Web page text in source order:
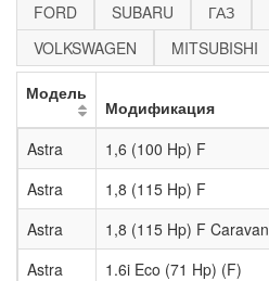
FORD
SUBARU ГАЗ
VOLKSWAGEN
MITSUBISHI
Модель
Модификация
Astra
1,6 (100 Hp) F
Astra
1,8 (115 Hp) F
Astra
1,8 (115 Hp) F Caravan
Astra
1.6i Eco (71 Hp) (F)